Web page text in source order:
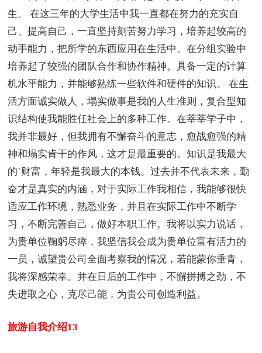
生。 在这三年的大学生活中我一直都在努力的充实自
己、提高自己，一直坚持刻苦努力学习，培养起较高的
动手能力，把所学的东西应用在生活中。在分组实验中
培养起了较强的团队合作和协作精神。具备一定的计算
机水平能力，并能够熟练一些软件和硬件的知识。 在生
活方面诚实做人，塌实做事是我的人生准则，复合型知
识结构使我能胜任社会上的多种工作。在莘莘学子中，
我并非最好，但我拥有不懈奋斗的意志，愈战愈强的精
神和塌实肯干的作风，这才是最重要的。知识是我最大
的`财富，年轻是我最大的本钱。过去并不代表未来，勤
奋才是真实的内涵，对于实际工作我相信，我能够很快
适应工作环境，熟悉业务，并且在实际工作中不断学
习，不断完善自己，做好本职工作。我将以实力说话，
为贵单位鞠躬尽瘁，我坚信我会成为贵单位富有活力的
一员，诚望贵公司全面考察我的情况，若能蒙你垂青，
我将深感荣幸。并在日后的工作中，不懈拼搏之劲，不
失进取之心，克尽己能，为贵公司创造利益。
旅游自我介绍13